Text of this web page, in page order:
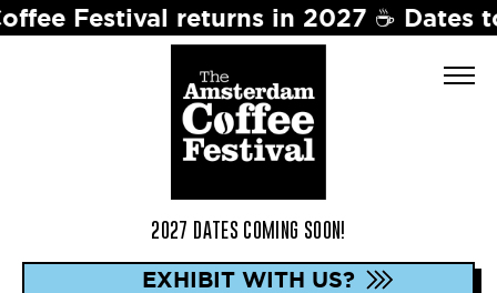
returns in 2027 ☕️ Dates to be
2027 DATES COMING SOON!
EXHIBIT WITH US?